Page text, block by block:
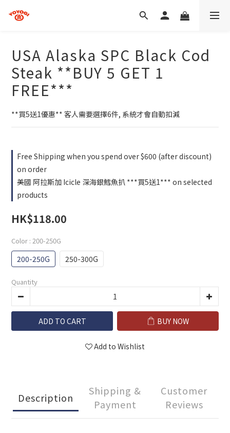
USA Alaska SPC Black Cod
Steak **BUY 5 GET 1
FREE***
**買5送1優惠** 客人需要選擇6件, 系統才會自動扣減
Free Shipping when you spend over $600 (after discount)
on order
美國 阿拉斯加 Icicle 深海銀鱈魚扒 ***買5送1*** on selected
products
HK$118.00
Color : 200-250G
200-250G 250-300G
Quantity
ADD TO CART BUY NOW
Add to Wishlist
Description
Shipping &
Payment
Customer
Reviews